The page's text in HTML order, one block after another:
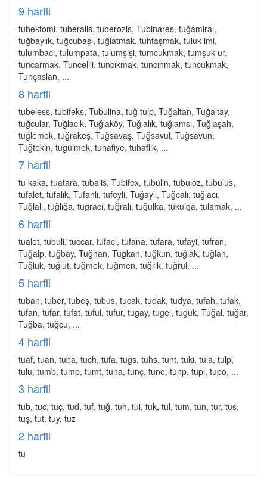
9 harfli
tubektomi, tuberalis, tuberozis, Tubinares, tuğamiral,
tuğbaylık, tuğcubaşı, tuğlatmak, tuhtaşmak, tuluk imi,
tulumbacı, tulumpata, tulumşişi, tumcukmak, tumşuk ur,
tuncarmak, Tuncelili, tuncıkmak, tuncınmak, tuncukmak,
Tunçaslan, ...
8 harfli
tubeless, tubifeks, Tubulina, tuğ tulp, Tuğaltan, Tuğaltay,
tuğcular, Tuğlacık, Tuğlaköy, Tuğlalık, tuğlamsı, Tuğlaşah,
tuğlemek, tuğrakeş, Tuğsavaş, Tuğsavul, Tuğsavun,
Tuğtekin, tuğülmek, tuhafiye, tuhaflık, ...
7 harfli
tu kaka, tuatara, tubalis, Tubifex, tubulin, tubuloz, tubulus,
tufalet, tufalık, Tufanlı, tufeyli, Tuğaylı, Tuğcalı, tuğlacı,
Tuğlalı, tuğlığa, tuğracı, tuğralı, tuğulka, tukulga, tulamak, ...
6 harfli
tualet, tubuli, tuccar, tufacı, tufana, tufara, tufayi, tufran,
Tuğalp, tuğbay, Tuğhan, Tuğkan, tuğkun, tuğlak, tuğlan,
Tuğluk, tuğlut, tuğmek, tuğmen, tuğrik, tuğrul, ...
5 harfli
tuban, tuber, tubeş, tubus, tucak, tudak, tudya, tufah, tufak,
tufan, tufar, tufat, tuful, tufur, tugay, tugel, tuguk, Tuğal, tuğar,
Tuğba, tuğcu, ...
4 harfli
tuaf, tuan, tuba, tuch, tufa, tuğs, tuhs, tuht, tuki, tula, tulp,
tulu, tumb, tump, tumt, tuna, tunç, tune, tunp, tupi, tupo, ...
3 harfli
tub, tuc, tuç, tud, tuf, tuğ, tuh, tui, tuk, tul, tum, tun, tur, tus,
tuş, tut, tuy, tuz
2 harfli
tu